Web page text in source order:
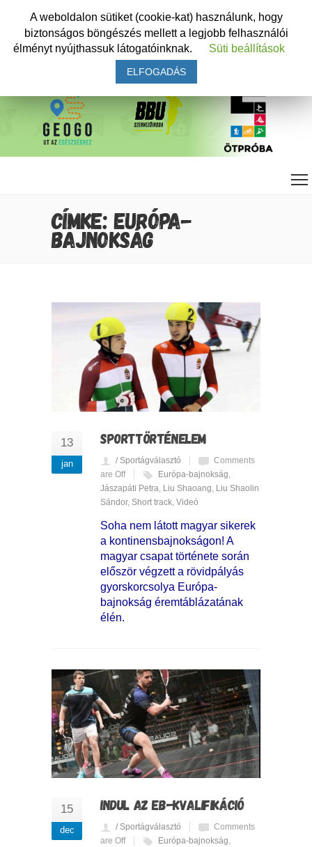
CÍMKE: EURÓPA-
BAJNOKSÁG
13
jan
SPORTTÖRTÉNELEM
/ Sportágválasztó
Comments
are Off
Európa-bajnokság
Jászapáti Petra Liu Shaoang Liu Shaolin
Sándor, Short track Videó
Soha nem látott magyar sikerek
a kontinensbajnokságon! A
magyar csapat története során
először végzett a rövidpályás
gyorskorcsolya Európa-
bajnokság éremtáblázatának
élén.
15
dec
INDUL AZ EB-KVALIFIKÁCIÓ
/ Sportágválasztó
Comments
are Off
Európa-bajnokság,
A weboldalon sütiket (cookie-kat) használunk, hogy
biztonságos böngészés mellett a legjobb felhasználói
élményt nyújthassuk látogatóinknak.
Süti beállítások
ELFOGADÁS